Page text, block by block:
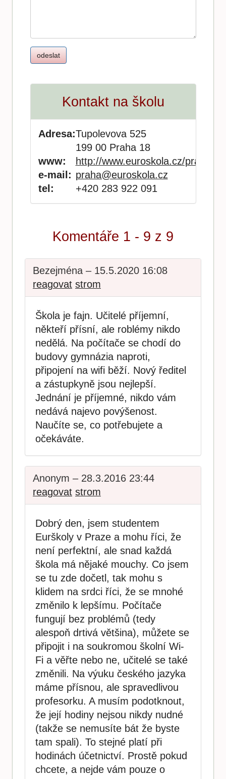
Kontakt na školu
Adresa:Tupolevova 525
199 00 Praha 18
www:
http://www.euroskola.cz/praha/
e-mail: praha@euroskola.cz
tel:
+420 283 922 091
Komentáře 1 - 9 z 9
Bezejména – 15.5.2020 16:08
reagovat strom
Škola je fajn. Učitelé příjemní,
někteří přísní, ale roblémy nikdo
nedělá. Na počítače se chodí do
budovy gymnázia naproti,
připojení na wifi běží. Nový ředitel
a zástupkyně jsou nejlepší.
Jednání je příjemné, nikdo vám
nedává najevo povýšenost.
Naučíte se, co potřebujete a
očekáváte.
Anonym – 28.3.2016 23:44
reagovat strom
Dobrý den, jsem studentem
Eurškoly v Praze a mohu říci, že
není perfektní, ale snad každá
škola má nějaké mouchy. Co jsem
se tu zde dočetl, tak mohu s
klidem na srdci říci, že se mnohé
změnilo k lepšímu. Počítače
fungují bez problémů (tedy
alespoň drtivá většina), můžete se
připojit i na soukromou školní Wi-
Fi a věřte nebo ne, učitelé se také
změnili. Na výuku českého jazyka
máme přísnou, ale spravedlivou
profesorku. A musím podotknout,
že její hodiny nejsou nikdy nudné
(takže se nemusíte bát že byste
tam spali). To stejné platí při
hodinách účetnictví. Prostě pokud
chcete, a nejde vám pouze o